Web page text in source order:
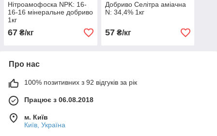
Нітроамофоска NPK: 16-
16-16 мінеральне добриво
1кг
67 ₴/кг
Добриво Селітра аміачна
N: 34,4% 1кг
57₴/кг
Про нас
100% позитивних з 92 відгуків за рік
Працює з 06.08.2018
м. Київ
Київ, Україна